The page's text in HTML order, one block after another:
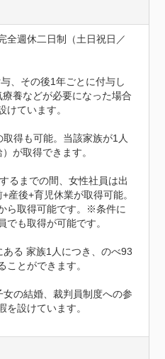
全週休二日制（土日祝日／
、その後1年ごとに付与し
養などが必要になった場合
けています。
得も可能。当該家族が1人
が取得できます。
るまでの間、女性社員は出
産後+育児休業が取得可能。
ら取得可能です。※条件に
でも取得が可能です。
る 家族1人につき、のべ93
ことができます。
の結婚、裁判員制度への参
を設けています。